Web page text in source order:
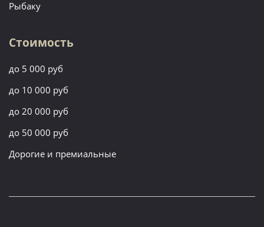
Рыбаку
Стоимость
до 5 000 руб
до 10 000 руб
до 20 000 руб
до 50 000 руб
Дорогие и премиальные